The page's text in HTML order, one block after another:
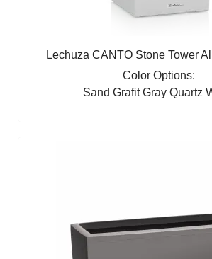
Lechuza CANTO Stone Tower
Color Options:
Sand GrafitGray Quartz